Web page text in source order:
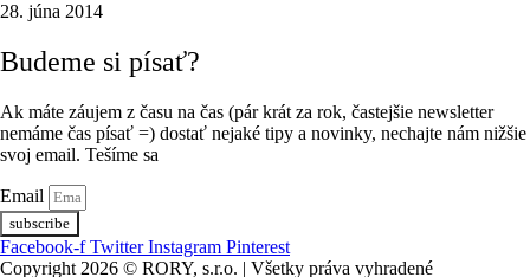
28. júna 2014
Budeme si písať?
Ak máte záujem z času na čas (pár krát za rok, častejšie newsletter
nemáme čas písať =) dostať nejaké tipy a novinky, nechajte nám nižšie
svoj email. Tešíme sa
Email
subscribe
Facebook-f Twitter Instagram Pinterest
Copyright 2026 © RORY, s.r.o. | Všetky práva vyhradené